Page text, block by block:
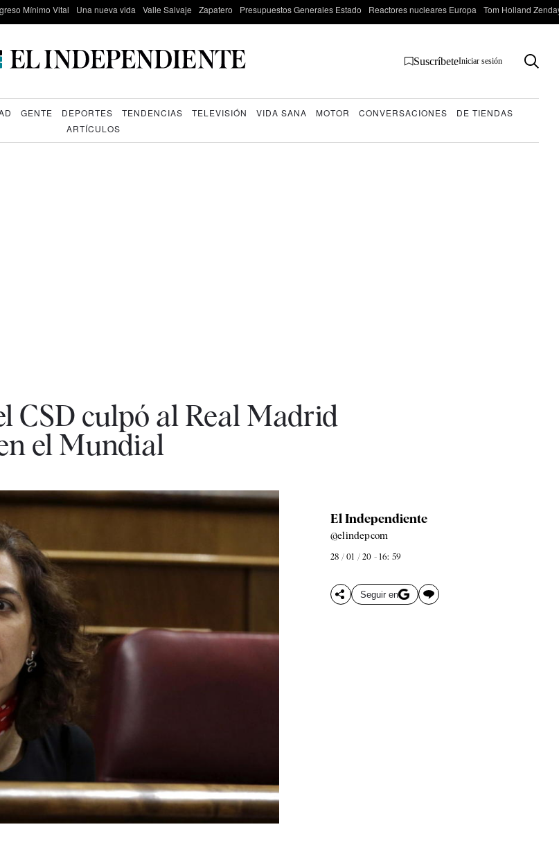
Mínimo Vital Una nueva vida Valle Salvaje Zapatero Presupuestos Generales Estado Reactores nucleares Europa Tom Holland
SuscríbeteIniciar sesión
GENTE DEPORTES TENDENCIAS TELEVISIÓN VIDA SANA MOTOR CONVERSACIONES
DE TIENDAS
ARTÍCULOS
CSD culpó al Real Madrid
el Mundial
El Independiente
@elindepcom
28 / 01 / 20 - 16: 59
Seguir en